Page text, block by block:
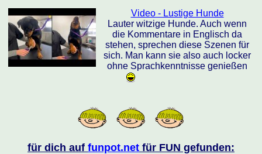
Video - Lustige Hunde
Lauter witzige Hunde. Auch wenn
die Kommentare in Englisch da
stehen, sprechen diese Szenen für
sich. Man kann sie also auch locker
ohne Sprachkenntnisse genießen
für dich auf funpot.net für FUN gefunden: